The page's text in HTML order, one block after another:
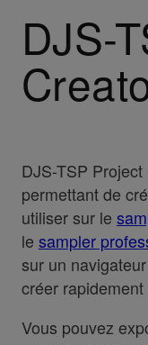
DJS-
DJS-TSP
permettant de
utiliser sur le
le sampler
sur un
créer
Vous pouvez